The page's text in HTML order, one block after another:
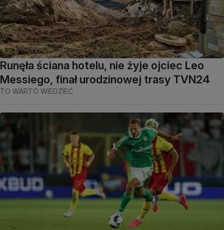
Runęła ściana hotelu, nie żyje ojciec Leo
Messiego, finał urodzinowej trasy TVN24
TO WARTO WIEDZIEĆ